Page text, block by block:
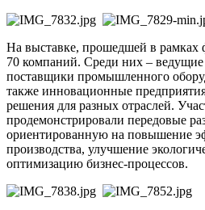
На выставке, прошедшей в рамках
70 компаний. Среди них – ведущие
поставщики промышленного
также инновационные
решения для разных отраслей.
продемонстрировали передовые
ориентированную на повышение
производства, улучшение
оптимизацию бизнес-процессов.